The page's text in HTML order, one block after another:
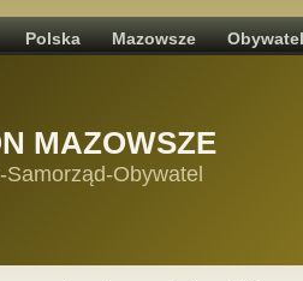
Polska Mazowsze
MAZOWSZE
Samorząd-Obywatel